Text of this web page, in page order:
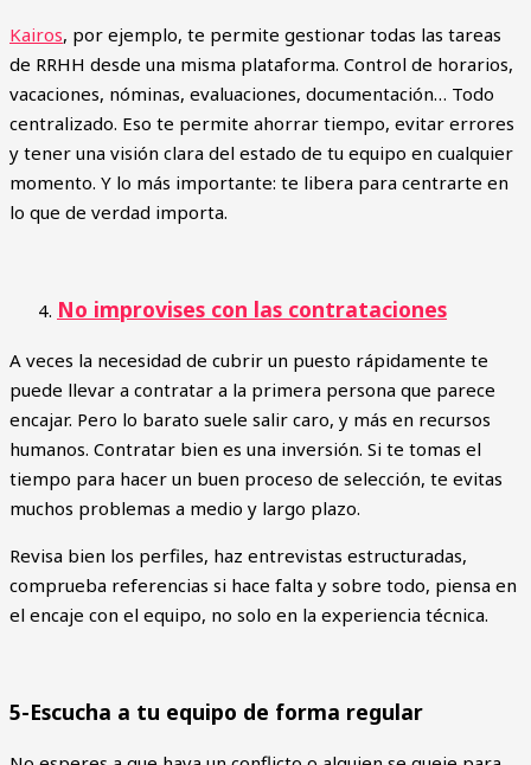
Kairos, por ejemplo, te permite gestionar todas las tareas
de RRHH desde una misma plataforma. Control de horarios,
vacaciones, nóminas, evaluaciones, documentación… Todo
centralizado. Eso te permite ahorrar tiempo, evitar errores
y tener una visión clara del estado de tu equipo en cualquier
momento. Y lo más importante: te libera para centrarte en
lo que de verdad importa.
No improvises con las contrataciones
A veces la necesidad de cubrir un puesto rápidamente te
puede llevar a contratar a la primera persona que parece
encajar. Pero lo barato suele salir caro, y más en recursos
humanos. Contratar bien es una inversión. Si te tomas el
tiempo para hacer un buen proceso de selección, te evitas
muchos problemas a medio y largo plazo.
Revisa bien los perfiles, haz entrevistas estructuradas,
comprueba referencias si hace falta y sobre todo, piensa en
el encaje con el equipo, no solo en la experiencia técnica.
5-Escucha a tu equipo de forma regular